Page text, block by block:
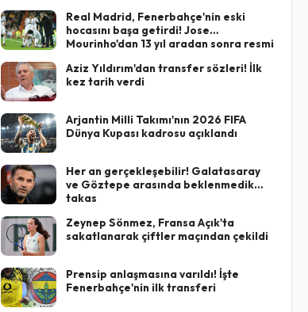
Real Madrid, Fenerbahçe'nin eski
hocasını başa getirdi! Jose
Mourinho'dan 13 yıl aradan sonra resmi
Aziz Yıldırım'dan transfer sözleri! İlk
kez tarih verdi
Arjantin Milli Takımı'nın 2026 FIFA
Dünya Kupası kadrosu açıklandı
Her an gerçekleşebilir! Galatasaray
ve Göztepe arasında beklenmedik
takas
Zeynep Sönmez, Fransa Açık'ta
sakatlanarak çiftler maçından çekildi
Prensip anlaşmasına varıldı! İşte
Fenerbahçe'nin ilk transferi